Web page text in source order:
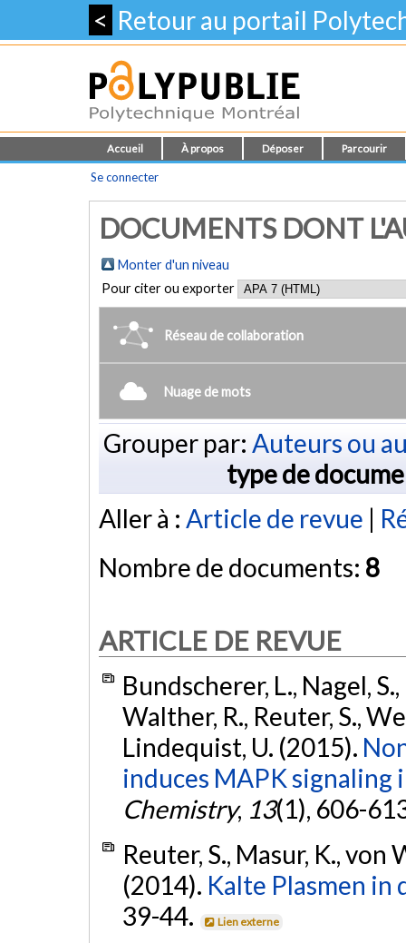
< Retour au portail
Accueil À propos Déposer Parcourir
Se connecter
DOCUMENTS DONT
Monter d'un niveau
Pour citer ou exporter
Réseau de collaboration
Nuage de mots
Grouper par: Auteurs ou
type de
Aller à : Article de revue |
Nombre de documents: 8
ARTICLE DE REVUE
Bundscherer, L., Nagel,
Walther, R., Reuter, S.,
Lindequist, U. (2015).
induces MAPK signaling
Chemistry, 13(1), 606-
Reuter, S., Masur, K.,
(2014). Kalte Plasmen in
39-44.
Lien externe